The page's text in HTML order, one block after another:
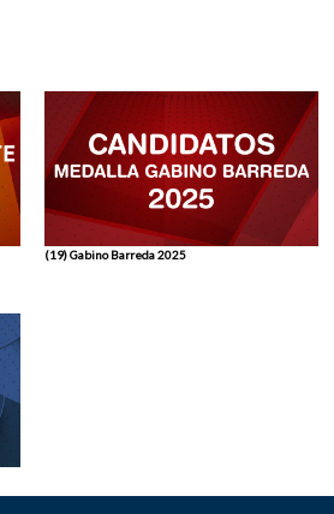
(19) Gabino Barreda 2025